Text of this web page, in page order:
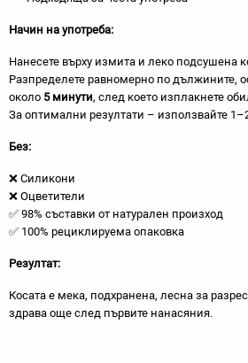
Начин на употреба:
Нанесете върху измита и леко подсушена
Разпределете равномерно по дължините,
около 5 минути, след което изплакнете
За оптимални резултати – използвайте
Без:
❌ Силикони
❌ Оцветители
✅ 98% съставки от натурален произход
✅ 100% рециклируема опаковка
Резултат:
Косата е мека, подхранена, лесна за
здрава още след първите нанасяния.